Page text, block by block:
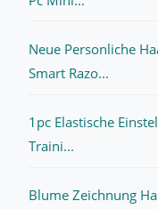
Neue Personliche
Smart Razo...
1pc Elastische
Traini...
Blume Zeichnung